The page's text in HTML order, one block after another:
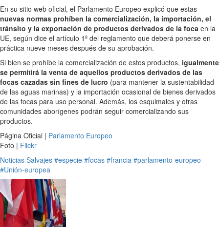
En su sitio web oficial, el Parlamento Europeo explicó que estas
nuevas normas prohíben la comercialización, la importación, el
tránsito y la exportación de productos derivados de la foca en la
UE, según dice el artículo 1º del reglamento que deberá ponerse en
práctica nueve meses después de su aprobación.
Si bien se prohíbe la comercialización de estos productos, igualmente
se permitirá la venta de aquellos productos derivados de las
focas cazadas sin fines de lucro (para mantener la sustentabilidad
de las aguas marinas) y la importación ocasional de bienes derivados
de las focas para uso personal. Además, los esquimales y otras
comunidades aborígenes podrán seguir comercializando sus
productos.
Página Oficial | Parlamento Europeo
Foto | Flickr
Noticias Salvajes #especie #focas #francia #parlamento-europeo
#Unión-europea